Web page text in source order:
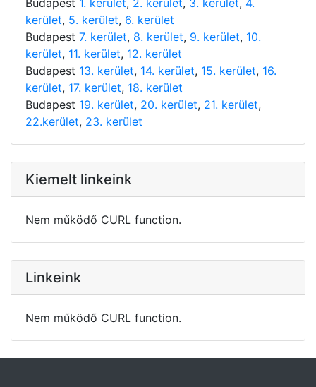
kerület, 5. kerület, 6. kerület
Budapest 7. kerület, 8. kerület, 9. kerület, 10.
kerület, 11. kerület, 12. kerület
Budapest 13. kerület, 14. kerület, 15. kerület, 16.
kerület, 17. kerület, 18. kerület
Budapest 19. kerület, 20. kerület, 21. kerület,
22.kerület, 23. kerület
Kiemelt linkeink
Nem működő CURL function.
Linkeink
Nem működő CURL function.